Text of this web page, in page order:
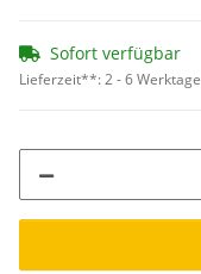
Sofort verfügbar
Lieferzeit**:2 - 6 Werktage